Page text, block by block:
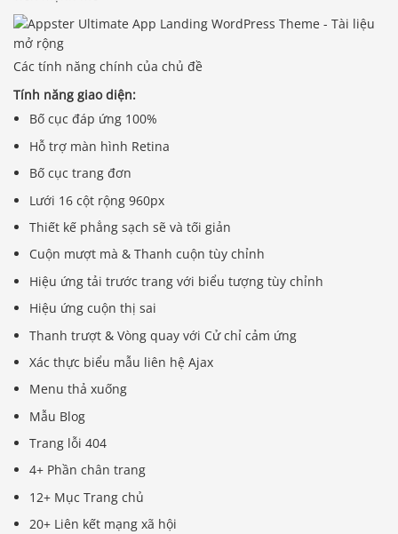
Các tính năng chính của chủ đề
Tính năng giao diện:
Bố cục đáp ứng 100%
Hỗ trợ màn hình Retina
Bố cục trang đơn
Lưới 16 cột rộng 960px
Thiết kế phẳng sạch sẽ và tối giản
Cuộn mượt mà & Thanh cuộn tùy chỉnh
Hiệu ứng tải trước trang với biểu tượng tùy chỉnh
Hiệu ứng cuộn thị sai
Thanh trượt & Vòng quay với Cử chỉ cảm ứng
Xác thực biểu mẫu liên hệ Ajax
Menu thả xuống
Mẫu Blog
Trang lỗi 404
4+ Phần chân trang
12+ Mục Trang chủ
20+ Liên kết mạng xã hội